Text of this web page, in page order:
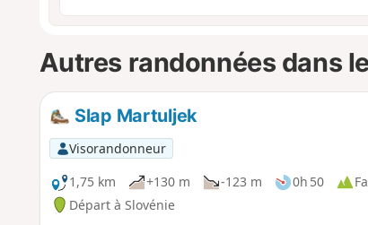
Autres randonnées dans
Slap Martuljek
Visorandonneur
1,75 km
+130 m -123 m 0h 50
Départ à Slovénie